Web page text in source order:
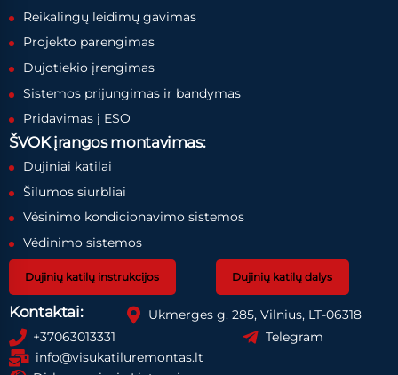
Reikalingų leidimų gavimas
Projekto parengimas
Dujotiekio įrengimas
Sistemos prijungimas ir bandymas
Pridavimas į ESO
ŠVOK įrangos montavimas:
Dujiniai katilai
Šilumos siurbliai
Vėsinimo kondicionavimo sistemos
Vėdinimo sistemos
Dujinių katilų instrukcijos Dujinių katilų dalys
Kontaktai:
Ukmerges g. 285, Vilnius, LT-06318
+37063013331
Telegram
info@visukatiluremontas.lt